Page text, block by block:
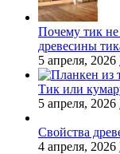
Почему тик
древесины
5 апреля, 2026
Тик или
5 апреля, 2026
Свойства
4 апреля, 2026